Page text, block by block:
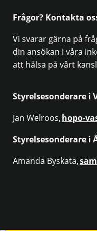
Frågor? Kontakta
Vi svarar gärna på
din ansökan i våra
att hälsa på vårt
Styrelsesonderare i
Jan Welroos,hopo-
Styrelsesonderare i
Amanda Byskata,